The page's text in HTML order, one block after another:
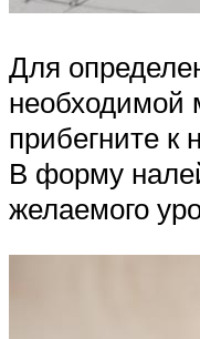
Для
необходимой
прибегните к
В форму
желаемого